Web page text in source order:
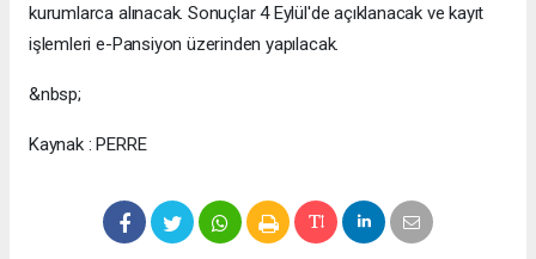
kurumlarca alınacak. Sonuçlar 4 Eylül'de açıklanacak ve kayıt
işlemleri e-Pansiyon üzerinden yapılacak.
&nbsp;
Kaynak : PERRE